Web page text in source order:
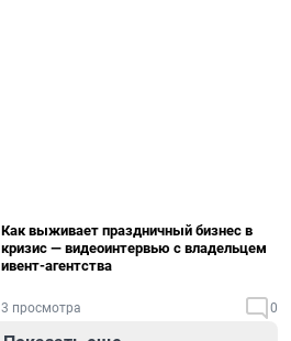
Как выживает праздничный бизнес в
кризис — видеоинтервью с владельцем
ивент-агентства
3 просмотра 0